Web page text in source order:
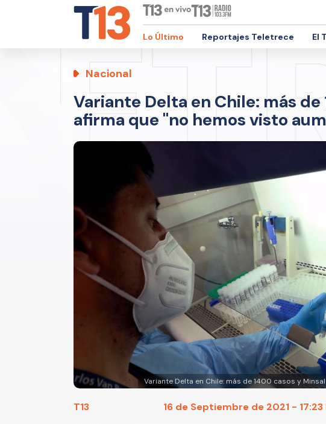
Lo Último Reportajes Teletrece El
Nacional
Variante Delta en Chile: más
afirma que "no hemos visto
Variante Delta en Chile: más de 1400 casos y
T13 16 de Septiembre de 2021 - 17:23